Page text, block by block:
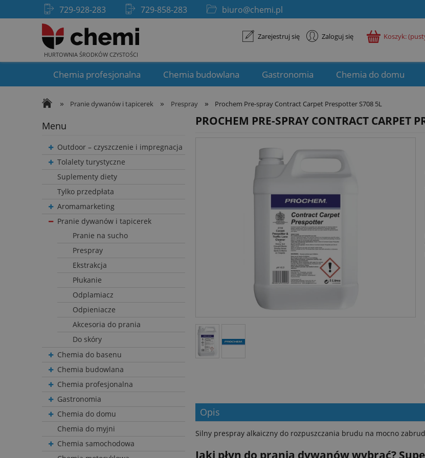
729-928-283 729-858-283 biuro@chemi.pl
HURTOWNIA ŚRODKÓW CZYSTOŚCI
Koszyk:
Zarejestruj się Zaloguj się
Chemia profesjonalna Chemia budowlana Gastronomia Chemia do domu
» Pranie dywanów i tapicerek » Prespray » Prochem Pre-spray Contract Carpet Prespotter S708 5L
Menu
Outdoor – czyszczenie i impregnacja
Tolalety turystyczne
Suplementy diety
Tylko przedpłata
Aromamarketing
Pranie dywanów i tapicerek
Pranie na sucho
Prespray
Ekstrakcja
Płukanie
Odplamiacz
Odpieniacze
Akcesoria do prania
Do skóry
Chemia do basenu
Chemia budowlana
Chemia profesjonalna
Gastronomia
Chemia do domu
Chemia do myjni
Chemia samochodowa
PROCHEM PRE-SPRAY CONTRACT CARPET
Opis
Silny prespray alkaiczny do rozpuszczania brudu na mocno
Jaki płyn do prania dywanów wybrać?